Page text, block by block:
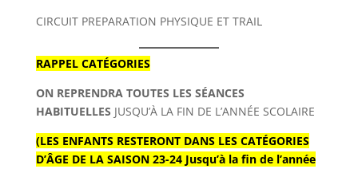
CIRCUIT PREPARATION PHYSIQUE ET TRAIL
RAPPEL CATÉGORIES
ON REPRENDRA TOUTES LES SÉANCES
HABITUELLES JUSQU’À LA FIN DE L’ANNÉE SCOLAIRE
(LES ENFANTS RESTERONT DANS LES CATÉGORIES
D’ÂGE DE LA SAISON 23-24 Jusqu’à la fin de l’année